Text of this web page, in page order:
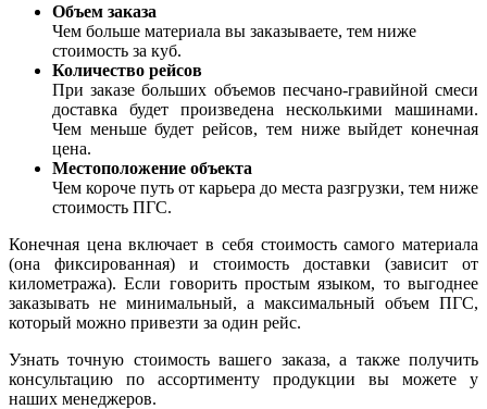
Объем заказа
Чем больше материала вы заказываете, тем ниже
стоимость за куб.
Количество рейсов
При заказе больших объемов песчано-гравийной смеси
доставка будет произведена несколькими машинами.
Чем меньше будет рейсов, тем ниже выйдет конечная
цена.
Местоположение объекта
Чем короче путь от карьера до места разгрузки, тем ниже
стоимость ПГС.
Конечная цена включает в себя стоимость самого материала
(она фиксированная) и стоимость доставки (зависит от
километража). Если говорить простым языком, то выгоднее
заказывать не минимальный, а максимальный объем ПГС,
который можно привезти за один рейс.
Узнать точную стоимость вашего заказа, а также получить
консультацию по ассортименту продукции вы можете у
наших менеджеров.